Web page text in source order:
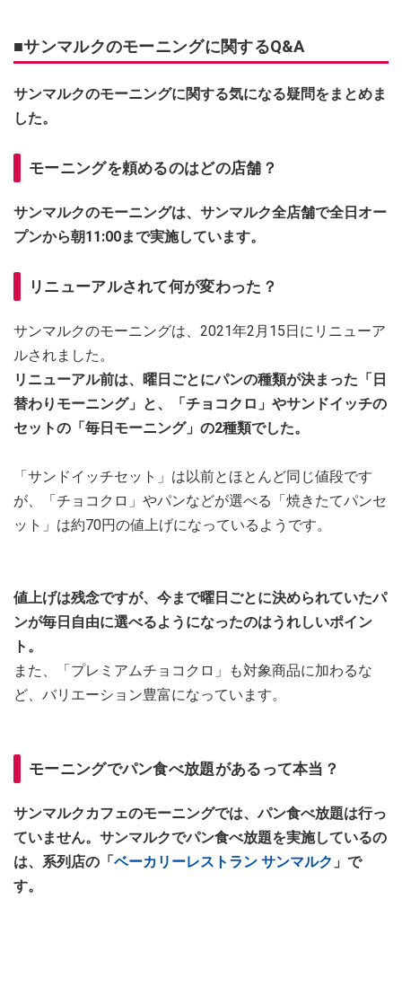
■サンマルクのモーニングに関するQ&A
サンマルクのモーニングに関する気になる疑問をまとめま
した。
モーニングを頼めるのはどの店舗？
サンマルクのモーニングは、サンマルク全店舗で全日オー
プンから朝11:00まで実施しています。
リニューアルされて何が変わった？
サンマルクのモーニングは、2021年2月15日にリニューア
ルされました。
リニューアル前は、曜日ごとにパンの種類が決まった「日
替わりモーニング」と、「チョコクロ」やサンドイッチの
セットの「毎日モーニング」の2種類でした。
「サンドイッチセット」は以前とほとんど同じ値段です
が、「チョコクロ」やパンなどが選べる「焼きたてパンセ
ット」は約70円の値上げになっているようです。
値上げは残念ですが、今まで曜日ごとに決められていたパ
ンが毎日自由に選べるようになったのはうれしいポイン
ト。
また、「プレミアムチョコクロ」も対象商品に加わるな
ど、バリエーション豊富になっています。
モーニングでパン食べ放題があるって本当？
サンマルクカフェのモーニングでは、パン食べ放題は行っ
ていません。サンマルクでパン食べ放題を実施しているの
は、系列店の「 ベーカリーレストラン サンマルク 」で
す。